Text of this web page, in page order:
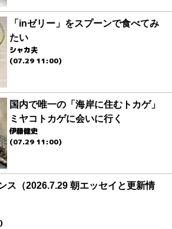
「inゼリー」をスプーンで食べてみ
たい
シャカ夫
(07.29 11:00)
国内で唯一の「海岸に住むトカゲ」
ミヤコトカゲに会いに行く
伊藤健史
(07.29 11:00)
ス（2026.7.29 朝エッセイと更新情